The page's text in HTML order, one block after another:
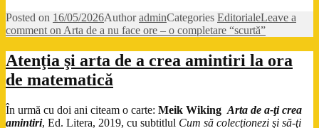
Posted on 16/05/2026AuthoradminCategories EditorialeLeave a
comment on Arta de a nu face ore – o completare “scurtă”
Atenţia şi arta de a crea amintiri la ora
de matematică
În urmă cu doi ani citeam o carte: Meik Wiking Arta de a-ţi crea
amintiri, Ed. Litera, 2019, cu subtitlul Cum să colecţionezi şi să-ţi